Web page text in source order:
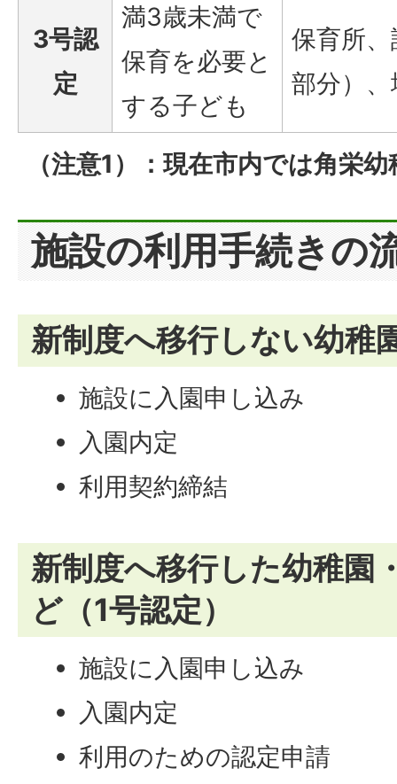
3号認
定
満3歳未満で
保育を必要と
する子ども
保育所
部分）
（注意1）：現在市内では角栄
施設の利用手続きの
新制度へ移行しない幼稚
施設に入園申し込み
入園内定
利用契約締結
新制度へ移行した幼稚園
ど（1号認定）
施設に入園申し込み
入園内定
利用のための認定申請